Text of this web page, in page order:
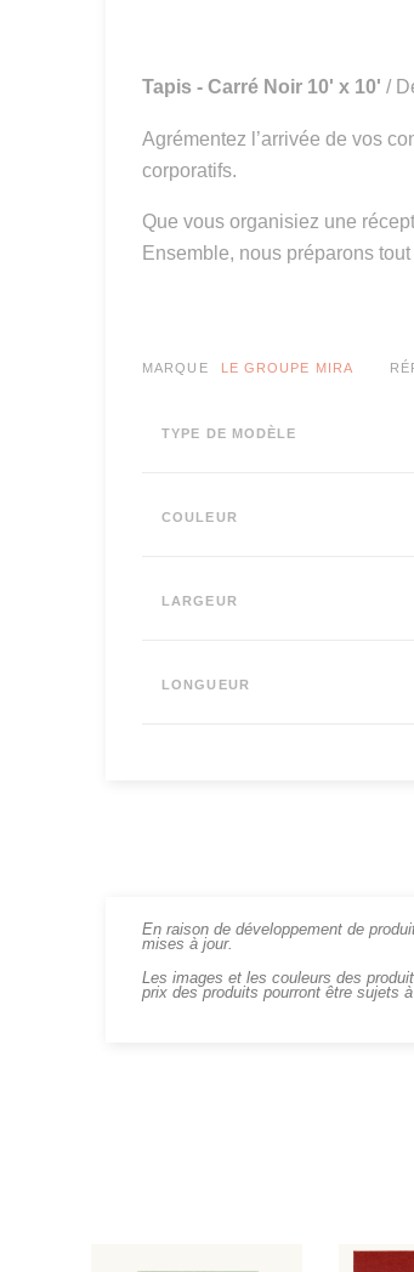
Tapis - Carré Noir 10' x 10' /
Agrémentez l’arrivée de vos
corporatifs.
Que vous organisiez une
Ensemble, nous préparons
MARQUE LE GROUPE MIRA
TYPE DE MODÈLE
COULEUR
LARGEUR
LONGUEUR
En raison de développement de
mises à jour.
Les images et les couleurs des
prix des produits pourront être sujets